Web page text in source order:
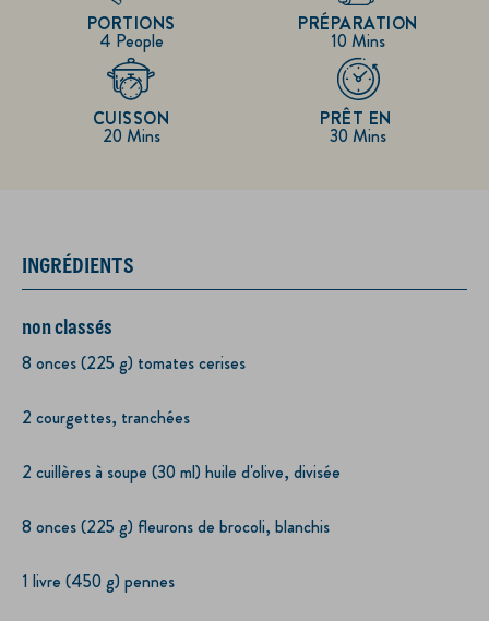
4 People
PORTIONS
10 Mins
PRÉPARATION
20 Mins
CUISSON
30 Mins
PRÊT EN
INGRÉDIENTS
non classés
8 onces (225 g) tomates cerises
2 courgettes, tranchées
2 cuillères à soupe (30 ml) huile d'olive, divisée
8 onces (225 g) fleurons de brocoli, blanchis
1 livre (450 g) pennes